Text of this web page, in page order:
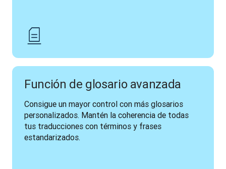
Función de glosario avanzada
Consigue un mayor control con más glosarios
personalizados. Mantén la coherencia de todas
tus traducciones con términos y frases
estandarizados.